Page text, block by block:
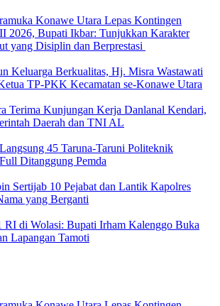
Konawe Utara Lepas Kontingen
2026, Bupati Ikbar: Tunjukkan Karakter
yang Disiplin dan Berprestasi
Keluarga Berkualitas, Hj. Misra Wastawati
TP-PKK Kecamatan se-Konawe Utara
Terima Kunjungan Kerja Danlanal Kendari,
Daerah dan TNI AL
45 Taruna-Taruni Politeknik
Ditanggung Pemda
Sertijab 10 Pejabat dan Lantik Kapolres
yang Berganti
RI di Wolasi: Bupati Irham Kalenggo Buka
Lapangan Tamoti